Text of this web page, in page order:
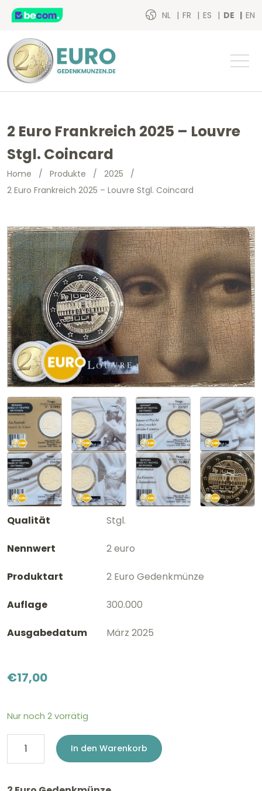
NL FR ES DE EN
2 Euro Frankreich 2025 – Louvre
Stgl. Coincard
Home / Produkte / 2025 /
2 Euro Frankreich 2025 – Louvre Stgl. Coincard
Qualität Stgl.
Nennwert 2 euro
Produktart 2 Euro Gedenkmünze
Auflage 300.000
Ausgabedatum März 2025
€17,00
Nur noch 2 vorrätig
Euro
In den Warenkorb